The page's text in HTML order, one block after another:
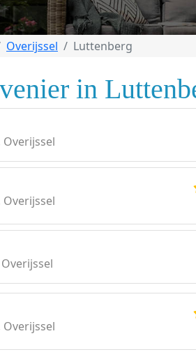
Overijssel Luttenberg
in
Overijssel